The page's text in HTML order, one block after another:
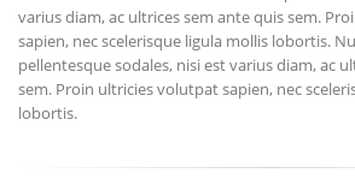
varius diam, ac ultrices sem ante quis sem.
sapien, nec scelerisque ligula mollis lobortis.
pellentesque sodales, nisi est varius diam, ac
sem. Proin ultricies volutpat sapien, nec
lobortis.